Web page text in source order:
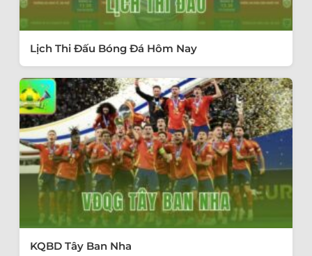
Lịch Thi Đấu Bóng Đá Hôm Nay
KQBD Tây Ban Nha